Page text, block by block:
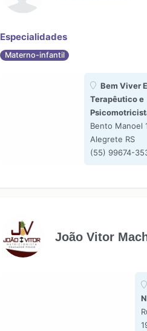
Especialidades
Materno-infantil
Bem Viver
Terapêutico e
Bento Manoel
Alegrete RS
(55) 99674-
João Vitor